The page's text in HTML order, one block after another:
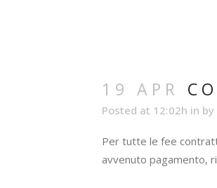
19 APR
Posted at 12:02h in by
Per tutte le fee
avvenuto pagamento,